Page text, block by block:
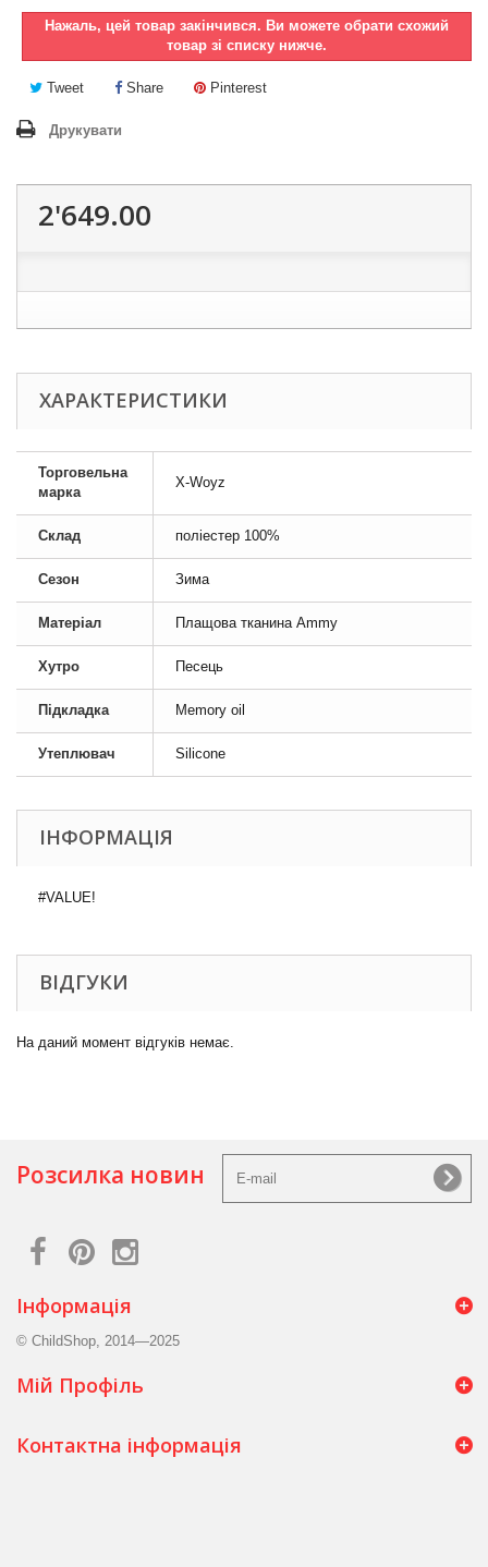
Нажаль, цей товар закінчився. Ви можете обрати схожий
товар зі списку нижче.
Tweet Share Pinterest
Друкувати
2'649.00
ХАРАКТЕРИСТИКИ
Торговельна
марка
X-Woyz
Склад поліестер 100%
Сезон Зима
Матеріал Плащова тканина Ammy
Хутро Песець
Підкладка Memory oil
Утеплювач Silicone
ІНФОРМАЦІЯ
#VALUE!
ВІДГУКИ
На даний момент відгуків немає.
Розсилка новин
Інформація
© ChildShop, 2014—2025
Мій Профіль
Контактна інформація